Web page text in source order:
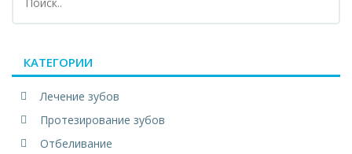
КАТЕГОРИИ
Лечение зубов
Протезирование зубов
Отбеливание